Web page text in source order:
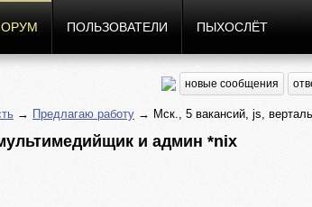
ПОЛЬЗОВАТЕЛИ ПЫХОСЛЁТ
новые сообщения
→ Предлагаю работу → Мск., 5 вакансий, js,
и админ *nix